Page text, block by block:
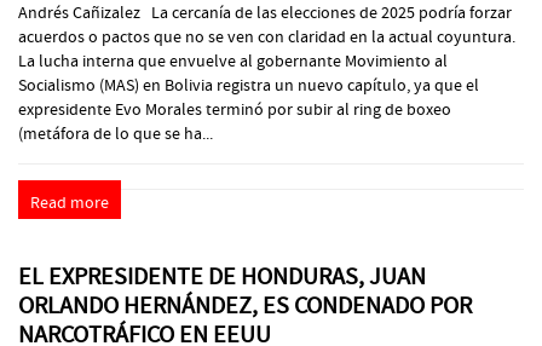
Andrés Cañizalez La cercanía de las elecciones de 2025 podría forzar
acuerdos o pactos que no se ven con claridad en la actual coyuntura.
La lucha interna que envuelve al gobernante Movimiento al
Socialismo (MAS) en Bolivia registra un nuevo capítulo, ya que el
expresidente Evo Morales terminó por subir al ring de boxeo
(metáfora de lo que se ha...
Read more
EL EXPRESIDENTE DE HONDURAS, JUAN
ORLANDO HERNÁNDEZ, ES CONDENADO POR
NARCOTRÁFICO EN EEUU